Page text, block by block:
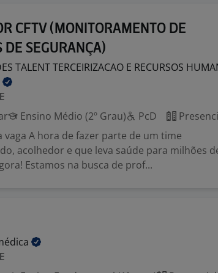
CFTV (MONITORAMENTO DE
DE SEGURANÇA)
TALENT TERCEIRIZACAO E RECURSOS
Ensino Médio (2º Grau) PcD
vaga A hora de fazer parte de um time
acolhedor e que leva saúde para milhões
Estamos na busca de prof...